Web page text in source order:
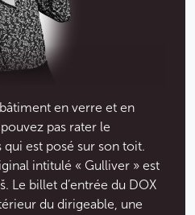
en verre et en
pas rater le
est posé sur son toit.
intitulé « Gulliver » est
Le billet d’entrée du DOX
du dirigeable, une